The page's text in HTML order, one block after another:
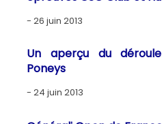
26 juin 2013
Un aperçu du
Poneys
24 juin 2013